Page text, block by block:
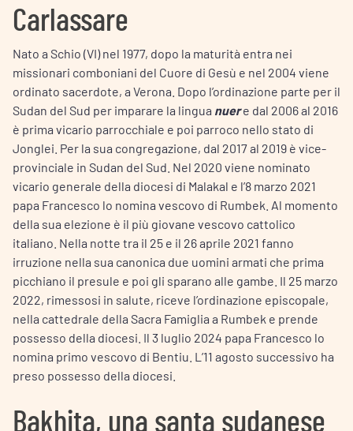
Carlassare
Nato a Schio (VI) nel 1977, dopo la maturità entra nei
missionari comboniani del Cuore di Gesù e nel 2004 viene
ordinato sacerdote, a Verona. Dopo l’ordinazione parte per il
Sudan del Sud per imparare la lingua nuere dal 2006 al 2016
è prima vicario parrocchiale e poi parroco nello stato di
Jonglei. Per la sua congregazione, dal 2017 al 2019 è vice-
provinciale in Sudan del Sud. Nel 2020 viene nominato
vicario generale della diocesi di Malakal e l’8 marzo 2021
papa Francesco lo nomina vescovo di Rumbek. Al momento
della sua elezione è il più giovane vescovo cattolico
italiano. Nella notte tra il 25 e il 26 aprile 2021 fanno
irruzione nella sua canonica due uomini armati che prima
picchiano il presule e poi gli sparano alle gambe. Il 25 marzo
2022, rimessosi in salute, riceve l’ordinazione episcopale,
nella cattedrale della Sacra Famiglia a Rumbek e prende
possesso della diocesi. Il 3 luglio 2024 papa Francesco lo
nomina primo vescovo di Bentiu. L’11 agosto successivo ha
preso possesso della diocesi.
Bakhita, una santa sudanese